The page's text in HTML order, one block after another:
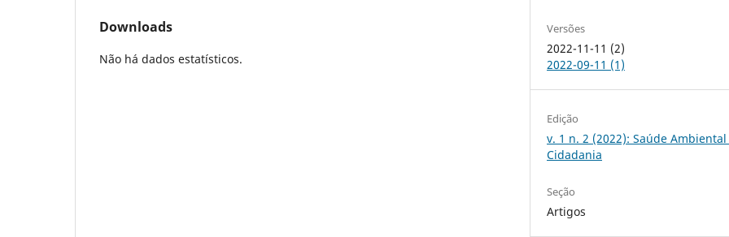
Downloads
Não há dados estatísticos.
Versões
2022-11-11 (2)
2022-09-11 (1)
Edição
v. 1 n. 2 (2022): Saúde
Cidadania
Seção
Artigos